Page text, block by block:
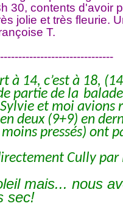
30, contents d'avoir
jolie et très fleurie.
T.
à 14, c’est à 18,
partie de la
et moi avions
deux (9+9) en
pressés) ont
Cully
mais... nous
sec!